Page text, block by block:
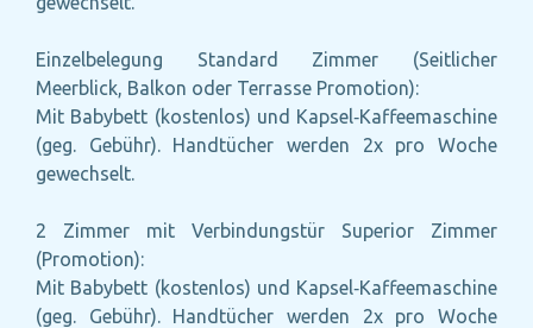
Einzelbelegung Standard Zimmer (Seitlicher
Meerblick, Balkon oder Terrasse Promotion):
Mit Babybett (kostenlos) und Kapsel‑Kaffeemaschine
(geg. Gebühr). Handtücher werden 2x pro Woche
gewechselt.
2 Zimmer mit Verbindungstür Superior Zimmer
(Promotion):
Mit Babybett (kostenlos) und Kapsel‑Kaffeemaschine
(geg. Gebühr). Handtücher werden 2x pro Woche